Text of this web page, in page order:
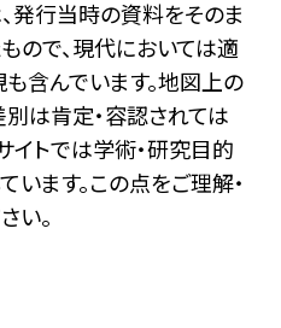
発行当時の資料をそのま
ので、現代においては適
含んでいます。地図上の
は肯定・容認されては
イトでは学術・研究目的
います。この点をご理解・
い。